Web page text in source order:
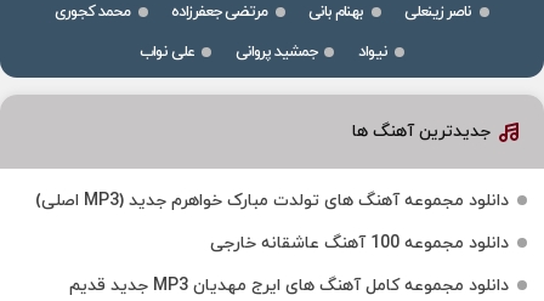
ناصر زینعلی
بهنام بانی مرتضی جعفرزاده
محمد کجوری
نیواد
جمشید پروانی علی نواب
جدیدترین آهنگ ها
دانلود مجموعه آهنگ های تولدت مبارک خواهرم جدید (MP3 اصلی)
دانلود مجموعه 100 آهنگ عاشقانه خارجی
دانلود مجموعه کامل آهنگ های ایرج مهدیان MP3 جدید قدیم